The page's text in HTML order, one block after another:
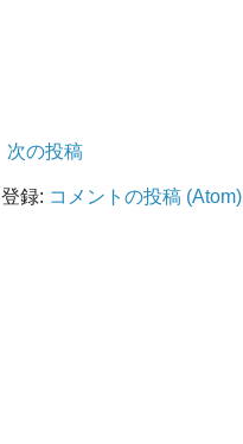
次の投稿
登録: コメントの投稿 (Atom)